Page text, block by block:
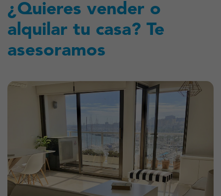
¿Quieres vender o
alquilar tu casa? Te
asesoramos